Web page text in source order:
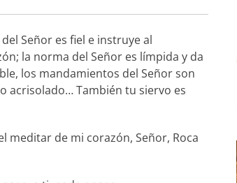
Señor es fiel e instruye al
la norma del Señor es límpida y da
los mandamientos del Señor son
acrisolado… También tu siervo es
meditar de mi corazón, Señor, Roca